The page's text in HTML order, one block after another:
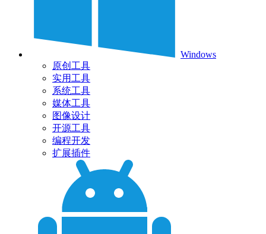
Windows
原创工具
实用工具
系统工具
媒体工具
图像设计
开源工具
编程开发
扩展插件